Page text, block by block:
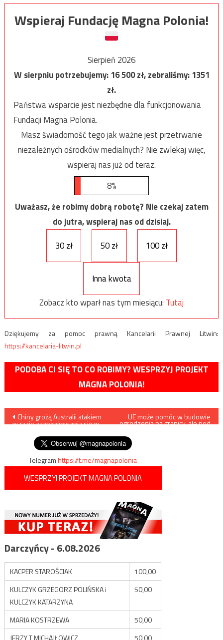
Wspieraj Fundację Magna Polonia!
Sierpień 2026
W sierpniu potrzebujemy:16 500zł, zebraliśmy:1351
zł.
Państwa wsparcie jest niezbędne dla funkcjonowania
Fundacji Magna Polonia.
Masz świadomość tego jak ważne jest przetrwanie
niezależnych ośrodków medialnych? Nie zwlekaj więc,
wspieraj nas już od teraz.
8%
Uważasz, że robimy dobrą robotę? Nie czekaj zatem
do jutra, wspieraj nas od dzisiaj.
30 zł
50 zł 100 zł
Inna kwota
Zobacz kto wparł nas tym miesiącu: Tutaj
Dziękujemy za pomoc prawną Kancelarii Prawnej Litwin:
https://kancelaria-litwin.pl
PODOBA CI SIĘ TO CO ROBIMY? WESPRZYJ PROJEKT
MAGNA POLONIA!
Nawigacja
wpisu
Chiny grożą Australii atakiem
w razie zaangażowania się w
UE może pomóc w budowie
ogrodzenia na granicy, ale pod
Telegramhttps://t.me/magnapolonia
WESPRZYJ PROJEKT MAGNA POLONIA
Darczyńcy - 6.08.2026
KACPER STAROŚCIAK
100,00
KULCZYK GRZEGORZ POLIŃSKA i
KULCZYK KATARZYNA
50,00
MARIA KOSTRZEWA
50,00
JERZY T MICHAJŁOWICZ
50,00